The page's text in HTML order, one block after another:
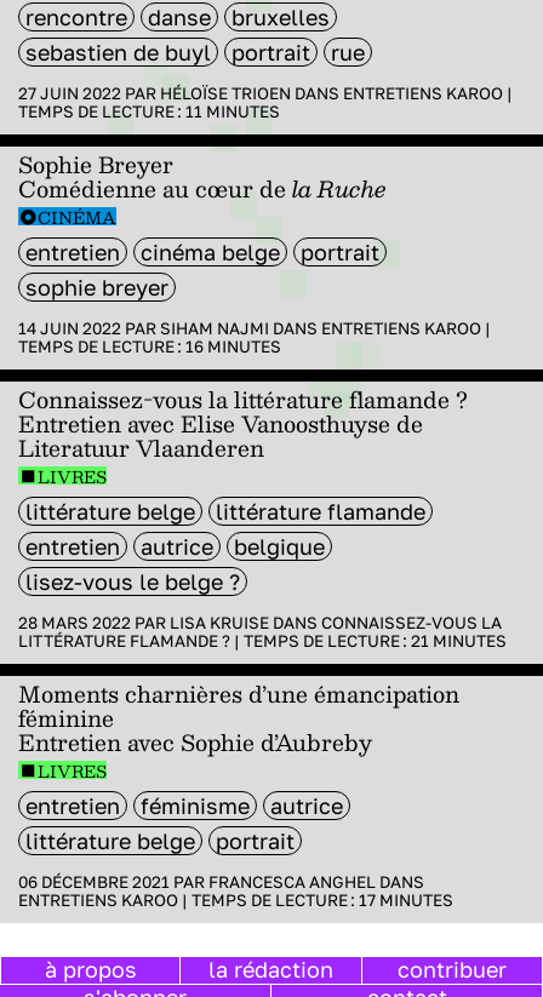
rencontre danse
bruxelles
sebastien de buyl
portrait rue
27 JUIN 2022 PAR HÉLOÏSE TRIOEN DANS ENTRETIENS KAROO |
TEMPS DE LECTURE : 11 MINUTES
Sophie Breyer
Comédienne au cœur dela Ruche
CINÉMA
entretien cinéma belge
portrait
sophie breyer
14 JUIN 2022 PAR SIHAM NAJMI DANS ENTRETIENS KAROO |
TEMPS DE LECTURE : 16 MINUTES
Connaissez-vous la littérature flamande ?
Entretien avec Elise Vanoosthuyse de
Literatuur Vlaanderen
LIVRES
littérature belge
littérature flamande
entretien
autrice
belgique
lisez-vous le belge ?
28 MARS 2022 PAR LISA KRUISE DANS CONNAISSEZ-VOUS LA
LITTÉRATURE FLAMANDE ? | TEMPS DE LECTURE : 21 MINUTES
Moments charnières d’une émancipation
féminine
Entretien avec Sophie d’Aubreby
LIVRES
entretien féminisme
autrice
littérature belge
portrait
06 DÉCEMBRE 2021 PAR FRANCESCA ANGHEL DANS
ENTRETIENS KAROO | TEMPS DE LECTURE : 17 MINUTES
à propos la rédaction
contribuer